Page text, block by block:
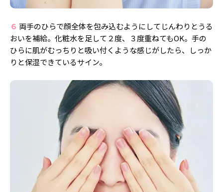
６ 両手のひらで顔全体を包み込むようにしてじんわりとうる
おいを補給。化粧水を足して２度、３度重ねてもOK。手の
ひらに肌がむっちりと吸い付くような感じがしたら、しっか
りと保湿できているサイン。